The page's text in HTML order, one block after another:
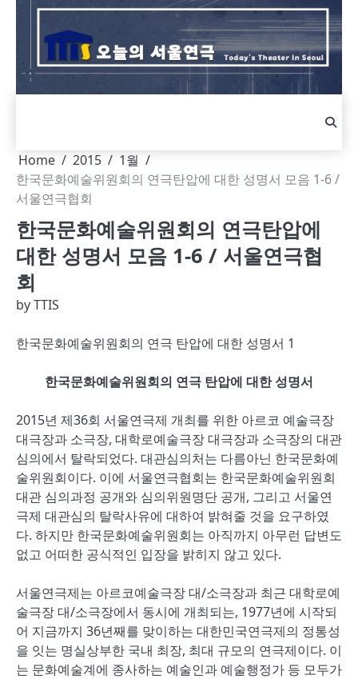
Skip
content
Home 2015
1월
한국문화예술위원회의 연극탄압에 대한 성명서 모음 1-6 /
서울연극협회
한국문화예술위원회의 연극탄압에
대한 성명서 모음 1-6 / 서울연극협
회
byTTIS
한국문화예술위원회의 연극 탄압에 대한 성명서 1
한국문화예술위원회의 연극 탄압에 대한 성명서
2015년 제36회 서울연극제 개최를 위한 아르코 예술극장
대극장과 소극장, 대학로예술극장 대극장과 소극장의 대관
심의에서 탈락되었다. 대관심의처는 다름아닌 한국문화예
술위원회이다. 이에 서울연극협회는 한국문화예술위원회
대관 심의과정 공개와 심의위원명단 공개, 그리고 서울연
극제 대관심의 탈락사유에 대하여 밝혀줄 것을 요구하였
다. 하지만 한국문화예술위원회는 아직까지 아무런 답변도
없고 어떠한 공식적인 입장을 밝히지 않고 있다.
서울연극제는 아르코예술극장 대/소극장과 최근 대학로예
술극장 대/소극장에서 동시에 개최되는, 1977년에 시작되
어 지금까지 36년째를 맞이하는 대한민국연극제의 정통성
을 잇는 명실상부한 국내 최장, 최대 규모의 연극제이다. 이
는 문화예술계에 종사하는 예술인과 예술행정가 등 모두가